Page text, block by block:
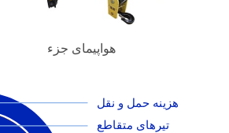
هواپیمای جزء
هزینه حمل و نقل
تیرهای متقاطع